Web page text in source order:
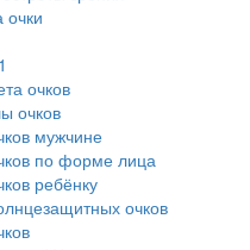
очки
очков
очков
мужчине
по форме лица
ребёнку
очков